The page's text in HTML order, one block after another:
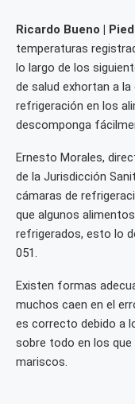
Ricardo Bueno |
temperaturas
lo largo de los
de salud exhortan a
refrigeración en los
descomponga
Ernesto Morales,
de la Jurisdicción
cámaras de
que algunos
refrigerados, esto lo
051.
Existen formas
muchos caen en el
es correcto debido a
sobre todo en los
mariscos.